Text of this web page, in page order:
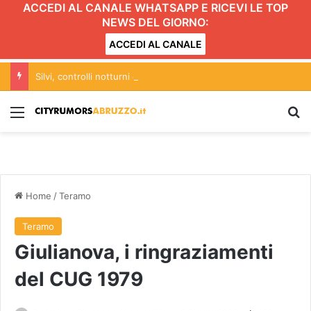
ACCEDI AL CANALE WHATSAPP E RICEVI LE TOP
NEWS DEL GIORNO:
ACCEDI AL CANALE
Menu
Home /Teramo
Teramo
Giulianova, i ringraziamenti
del CUG 1979